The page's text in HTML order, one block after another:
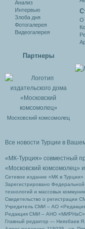
Анализ
Интервью
Злоба дня
Фотогалерея
Видеогалерея
О
Партнеры
Московский комсомолец
Все новости Турции в
«МК-Турция» совместный
«Московский комсомолец»
Сетевое издание «МК в
Зарегистрировано
технологий и массовых
Свидетельство о регистрации
Учредитель СМИ – АО
Редакция СМИ – АНО «МИРНаС»
Главный редактор — Ниязбаев